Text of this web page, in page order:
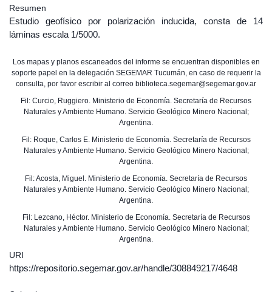
Resumen
Estudio geofísico por polarización inducida, consta de 14
láminas escala 1/5000.
Los mapas y planos escaneados del informe se encuentran disponibles en
soporte papel en la delegación SEGEMAR Tucumán, en caso de requerir la
consulta, por favor escribir al correo biblioteca.segemar@segemar.gov.ar
Fil: Curcio, Ruggiero. Ministerio de Economía. Secretaría de Recursos
Naturales y Ambiente Humano. Servicio Geológico Minero Nacional;
Argentina.
Fil: Roque, Carlos E. Ministerio de Economía. Secretaría de Recursos
Naturales y Ambiente Humano. Servicio Geológico Minero Nacional;
Argentina.
Fil: Acosta, Miguel. Ministerio de Economía. Secretaría de Recursos
Naturales y Ambiente Humano. Servicio Geológico Minero Nacional;
Argentina.
Fil: Lezcano, Héctor. Ministerio de Economía. Secretaría de Recursos
Naturales y Ambiente Humano. Servicio Geológico Minero Nacional;
Argentina.
URI
https://repositorio.segemar.gov.ar/handle/308849217/4648